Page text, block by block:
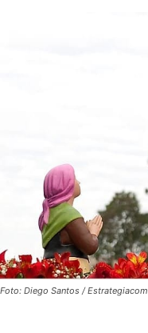
Foto: Diego Santos / Estrategiacom